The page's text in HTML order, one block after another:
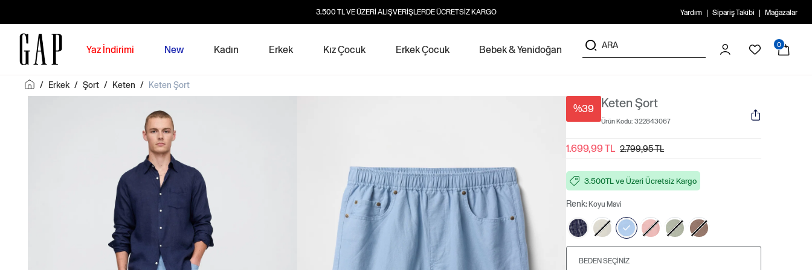
3.500 TL VE ÜZERİ ALIŞVERİŞLERDE ÜCRETSİZ KARGO Yardım Sipariş Takibi Mağazalar
Yaz İndirimi New Kadın Erkek Kız Çocuk Erkek Çocuk Bebek & Yenidoğan 0
/ Erkek / Şort / Keten / Keten Şort
%39 Keten Şort
Ürün Kodu: 322843067
1.699,99 TL 2.799,95 TL
3.500TL ve Üzeri Ücretsiz Kargo
Renk: Koyu Mavi
BEDEN SEÇINIZ